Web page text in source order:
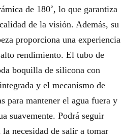
de 180˚, lo que garantiza
de la visión. Además, su
proporciona una experiencia
rendimiento. El tubo de
boquilla de silicona con
y el mecanismo de
para mantener el agua fuera y
suavemente. Podrá seguir
necesidad de salir a tomar